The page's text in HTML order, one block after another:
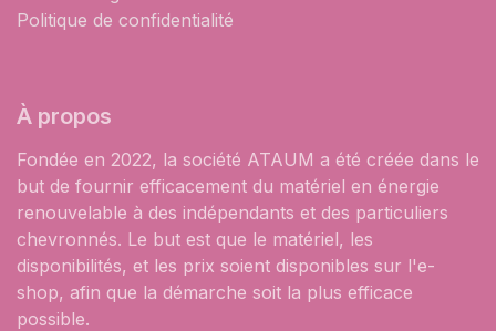
Politique de confidentialité
À propos
Fondée en 2022, la société ATAUM a été créée dans le
but de fournir efficacement du matériel en énergie
renouvelable à des indépendants et des particuliers
chevronnés. Le but est que le matériel, les
disponibilités, et les prix soient disponibles sur l'e-
shop, afin que la démarche soit la plus efficace
possible.